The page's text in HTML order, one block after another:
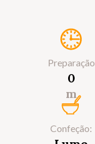
Preparação
0
m
Confeção: